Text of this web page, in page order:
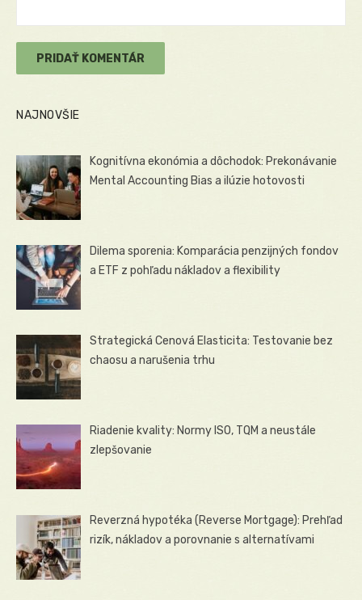
NAJNOVŠIE
Kognitívna ekonómia a dôchodok: Prekonávanie
Mental Accounting Bias a ilúzie hotovosti
Dilema sporenia: Komparácia penzijných fondov
a ETF z pohľadu nákladov a flexibility
Strategická Cenová Elasticita: Testovanie bez
chaosu a narušenia trhu
Riadenie kvality: Normy ISO, TQM a neustále
zlepšovanie
Reverzná hypotéka (Reverse Mortgage): Prehľad
rizík, nákladov a porovnanie s alternatívami